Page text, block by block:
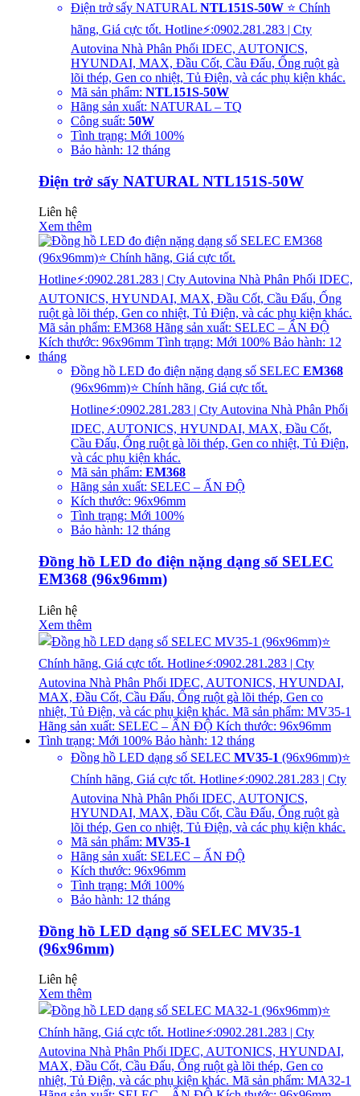
Điện trở sấy NATURAL NTL151S-50W ⭐ Chính
hãng, Giá cực tốt. Hotline⚡:0902.281.283 | Cty
Autovina Nhà Phân Phối IDEC, AUTONICS,
HYUNDAI, MAX, Đầu Cốt, Cầu Đấu, Ống ruột gà
lõi thép, Gen co nhiệt, Tủ Điện, và các phụ kiện khác.
Mã sản phẩm: NTL151S-50W
Hãng sản xuất: NATURAL – TQ
Công suất: 50W
Tình trạng: Mới 100%
Bảo hành: 12 tháng
Điện trở sấy NATURAL NTL151S-50W
Liên hệ
Xem thêm
Đồng hồ LED đo điện nặng dạng số SELEC EM368
(96x96mm)⭐ Chính hãng, Giá cực tốt.
Hotline⚡:0902.281.283 | Cty Autovina Nhà Phân Phối
IDEC, AUTONICS, HYUNDAI, MAX, Đầu Cốt,
Cầu Đấu, Ống ruột gà lõi thép, Gen co nhiệt, Tủ Điện,
và các phụ kiện khác.
Mã sản phẩm: EM368
Hãng sản xuất: SELEC – ẤN ĐỘ
Kích thước: 96x96mm
Tình trạng: Mới 100%
Bảo hành: 12 tháng
Đồng hồ LED đo điện nặng dạng số SELEC
EM368 (96x96mm)
Liên hệ
Xem thêm
Đồng hồ LED dạng số SELEC MV35-1 (96x96mm)⭐
Chính hãng, Giá cực tốt. Hotline⚡:0902.281.283 | Cty
Autovina Nhà Phân Phối IDEC, AUTONICS,
HYUNDAI, MAX, Đầu Cốt, Cầu Đấu, Ống ruột gà
lõi thép, Gen co nhiệt, Tủ Điện, và các phụ kiện khác.
Mã sản phẩm: MV35-1
Hãng sản xuất: SELEC – ẤN ĐỘ
Kích thước: 96x96mm
Tình trạng: Mới 100%
Bảo hành: 12 tháng
Đồng hồ LED dạng số SELEC MV35-1
(96x96mm)
Liên hệ
Xem thêm